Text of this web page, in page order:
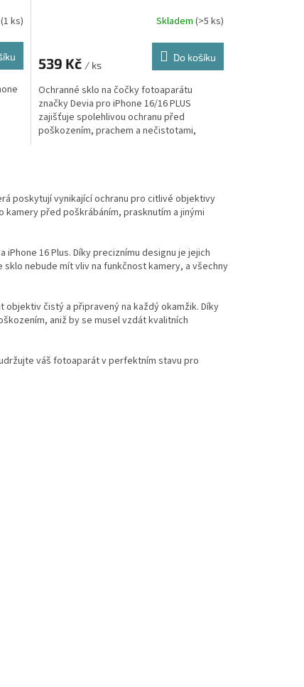
(1 ks) Skladem (>5 ks)
539 Kč / ks
Do košíku
Ochranné sklo na čočky fotoaparátu
značky Devia pro iPhone 16/16 PLUS
zajišťuje spolehlivou ochranu před
poškozením, prachem a nečistotami,
poskytují vynikající ochranu pro citlivé objektivy
před poškrábáním, prasknutím a jinými
16 Plus. Díky preciznímu designu je jejich
nebude mít vliv na funkčnost kamery, a všechny
čistý a připravený na každý okamžik. Díky
aniž by se musel vzdát kvalitních
váš fotoaparát v perfektním stavu pro